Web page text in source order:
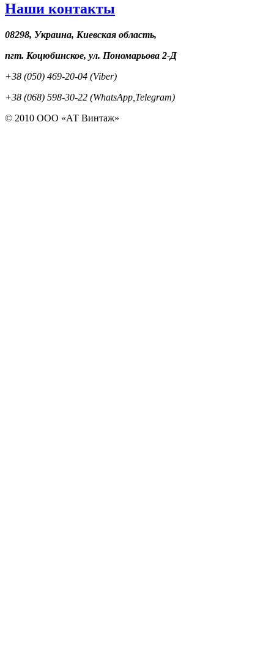
Наши контакты
08298, Украина, Киевская область,
пгт. Коцюбинское, ул. Пономарьова 2-Д
+38 (050) 469-20-04 (Viber)
+38 (068) 598-30-22 (WhatsApp,Telegram)
© 2010 ООО «АТ Винтаж»